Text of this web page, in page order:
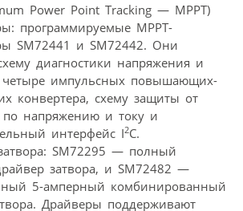
Power Point Tracking — MPPT)
программируемые MPPT-
SM72441 и SM72442. Они
диагностики напряжения и
четыре импульсных повышающих-
конвертера, схему защиты от
по напряжению и току и
интерфейс I2C.
SM72295 — полный
затвора, и SM72482 —
5-амперный комбинированный
Драйверы поддерживают